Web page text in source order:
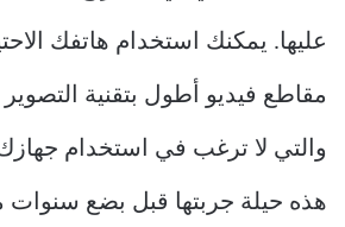
عليها. يمكنك استخدام هاتفك
مقاطع فيديو أطول بتقنية
والتي لا ترغب في استخدام